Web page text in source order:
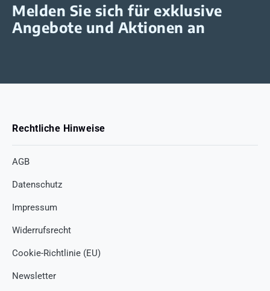
Melden Sie sich für exklusive
Angebote und Aktionen an
Rechtliche Hinweise
AGB
Datenschutz
Impressum
Widerrufsrecht
Cookie-Richtlinie (EU)
Newsletter